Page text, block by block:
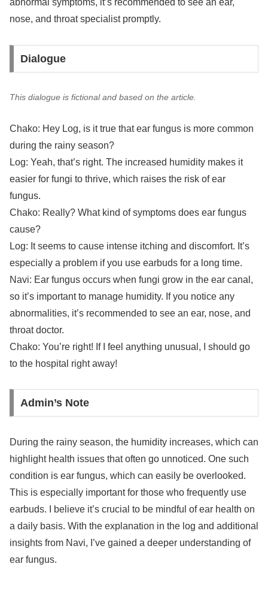
abnormal symptoms, it’s recommended to see an ear,
nose, and throat specialist promptly.
Dialogue
This dialogue is fictional and based on the article.
Chako: Hey Log, is it true that ear fungus is more common
during the rainy season?
Log: Yeah, that’s right. The increased humidity makes it
easier for fungi to thrive, which raises the risk of ear
fungus.
Chako: Really? What kind of symptoms does ear fungus
cause?
Log: It seems to cause intense itching and discomfort. It’s
especially a problem if you use earbuds for a long time.
Navi: Ear fungus occurs when fungi grow in the ear canal,
so it’s important to manage humidity. If you notice any
abnormalities, it’s recommended to see an ear, nose, and
throat doctor.
Chako: You’re right! If I feel anything unusual, I should go
to the hospital right away!
Admin’s Note
During the rainy season, the humidity increases, which can
highlight health issues that often go unnoticed. One such
condition is ear fungus, which can easily be overlooked.
This is especially important for those who frequently use
earbuds. I believe it’s crucial to be mindful of ear health on
a daily basis. With the explanation in the log and additional
insights from Navi, I’ve gained a deeper understanding of
ear fungus.